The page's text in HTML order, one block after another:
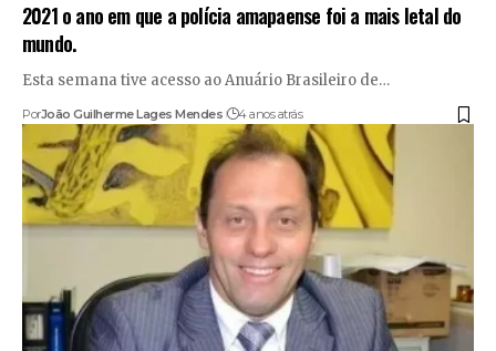
2021 o ano em que a polícia amapaense foi a mais letal do
mundo.
Esta semana tive acesso ao Anuário Brasileiro de…
PorJoão Guilherme Lages Mendes 4 anos atrás